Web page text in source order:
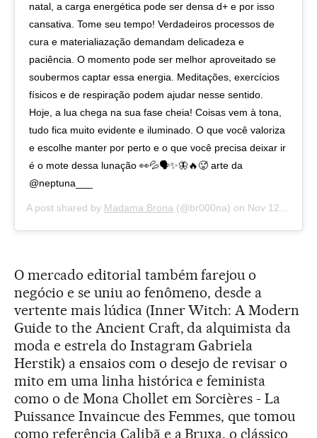
natal, a carga energética pode ser densa d+ e por isso
cansativa. Tome seu tempo! Verdadeiros processos de
cura e materialiazação demandam delicadeza e
paciência. O momento pode ser melhor aproveitado se
soubermos captar essa energia. Meditações, exercícios
físicos e de respiração podem ajudar nesse sentido.
Hoje, a lua chega na sua fase cheia! Coisas vem à tona,
tudo fica muito evidente e iluminado. O que você valoriza
e escolhe manter por perto e o que você precisa deixar ir
é o mote dessa lunação 👀💦🗣✨🦋🔥🥵 arte da
@neptuna___
A post shared by Madama Brona (@br000na) on Nov 12, 2019 at 5:34am PST
O mercado editorial também farejou o
negócio e se uniu ao fenômeno, desde a
vertente mais lúdica (Inner Witch: A Modern
Guide to the Ancient Craft, da alquimista da
moda e estrela do Instagram Gabriela
Herstik) a ensaios com o desejo de revisar o
mito em uma linha histórica e feminista
como o de Mona Chollet em Sorcières - La
Puissance Invaincue des Femmes, que tomou
como referência Calibã e a Bruxa, o clássico